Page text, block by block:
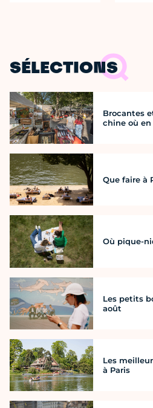
SÉLECTIONS
Brocantes
chine où en
Que faire à
Où pique-
Les petits
août
Les
à Paris